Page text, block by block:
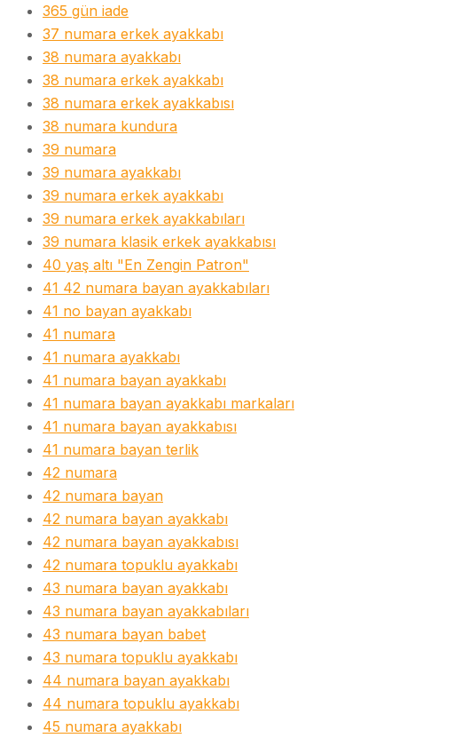
365 gün iade
37 numara erkek ayakkabı
38 numara ayakkabı
38 numara erkek ayakkabı
38 numara erkek ayakkabısı
38 numara kundura
39 numara
39 numara ayakkabı
39 numara erkek ayakkabı
39 numara erkek ayakkabıları
39 numara klasik erkek ayakkabısı
40 yaş altı "En Zengin Patron"
41 42 numara bayan ayakkabıları
41 no bayan ayakkabı
41 numara
41 numara ayakkabı
41 numara bayan ayakkabı
41 numara bayan ayakkabı markaları
41 numara bayan ayakkabısı
41 numara bayan terlik
42 numara
42 numara bayan
42 numara bayan ayakkabı
42 numara bayan ayakkabısı
42 numara topuklu ayakkabı
43 numara bayan ayakkabı
43 numara bayan ayakkabıları
43 numara bayan babet
43 numara topuklu ayakkabı
44 numara bayan ayakkabı
44 numara topuklu ayakkabı
45 numara ayakkabı